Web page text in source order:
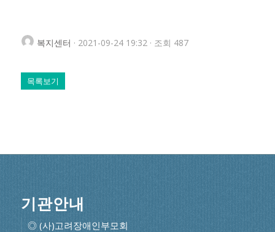
복지센터 · 2021-09-24 19:32 · 조회 487
목록보기
기관안내
◎ (사)고려장애인부모회